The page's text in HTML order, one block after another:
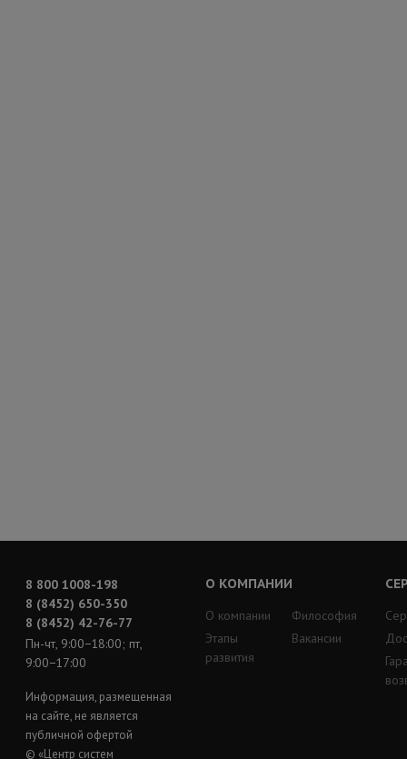
8 800 1008-198
8 (8452) 650-350
8 (8452) 42-76-77
Пн-чт, 9:00−18:00; пт,
9:00−17:00
Информация, размещенная
на сайте, не является
публичной офертой
© «Центр систем
О КОМПАНИИ
О компании
Этапы
развития
Философия
Вакансии